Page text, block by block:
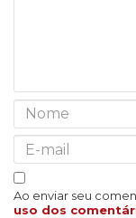
Ao enviar seu
uso dos